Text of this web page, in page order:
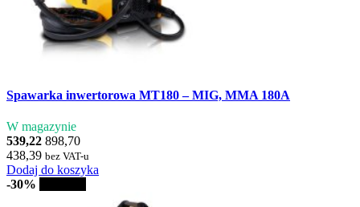
Spawarka inwertorowa MT180 – MIG, MMA 180A
W magazynie
539,22 898,70
438,39 bez VAT-u
Dodaj do koszyka
-30%